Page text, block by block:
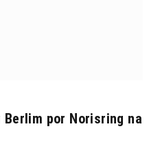
por Norisring na